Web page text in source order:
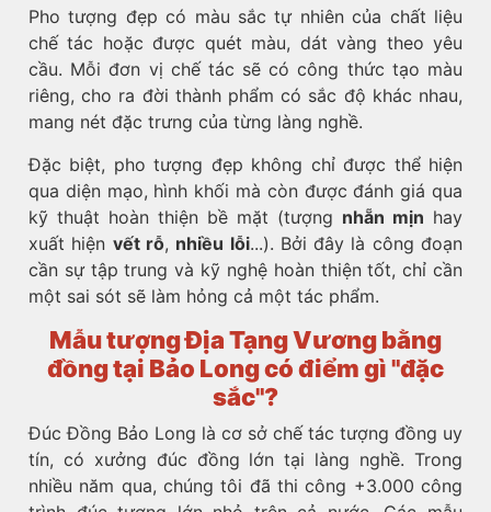
Pho tượng đẹp có màu sắc tự nhiên của chất liệu
chế tác hoặc được quét màu, dát vàng theo yêu
cầu. Mỗi đơn vị chế tác sẽ có công thức tạo màu
riêng, cho ra đời thành phẩm có sắc độ khác nhau,
mang nét đặc trưng của từng làng nghề.
Đặc biệt, pho tượng đẹp không chỉ được thể hiện
qua diện mạo, hình khối mà còn được đánh giá qua
kỹ thuật hoàn thiện bề mặt (tượng nhẵn mịn hay
xuất hiện vết rỗ, nhiều lỗi...). Bởi đây là công đoạn
cần sự tập trung và kỹ nghệ hoàn thiện tốt, chỉ cần
một sai sót sẽ làm hỏng cả một tác phẩm.
Mẫu tượng Địa Tạng Vương bằng
đồng tại Bảo Long có điểm gì "đặc
sắc"?
Đúc Đồng Bảo Long là cơ sở chế tác tượng đồng uy
tín, có xưởng đúc đồng lớn tại làng nghề. Trong
nhiều năm qua, chúng tôi đã thi công +3.000 công